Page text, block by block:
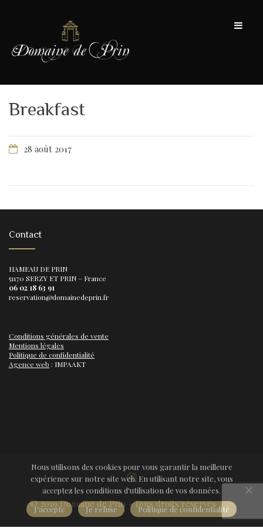
Breakfast
28 août 2017
Contact
HAMEAU DE PRIN
51170 SERZY ET PRIN – France
06 02 18 63 91
reservation@domainedeprin.fr
Conditions générales de vente
Mentions légales
Politique de confidentialité
Agence web : IMPAAKT
© 2019 Domaine de Prin - Tous droits réservés
Nous utilisons des cookies pour vous garantir la meilleure
expérience sur notre site web. En utilisant notre site, vous
acceptez les conditions d'utilisation de vos données.
J'accepte
Je refuse Politique de confidentialité